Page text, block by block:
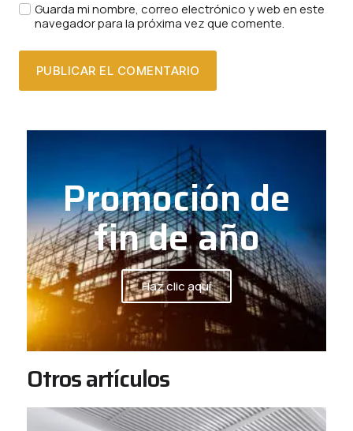
Guarda mi nombre, correo electrónico y web en este
navegador para la próxima vez que comente.
Promoción de
fin de año
Haz clic aquí
Otros artículos